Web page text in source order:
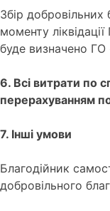
Збір
моменту
буде визначено
6. Всі витрати по
перерахуванням
7. Інші умови
Благодійник
добровільного